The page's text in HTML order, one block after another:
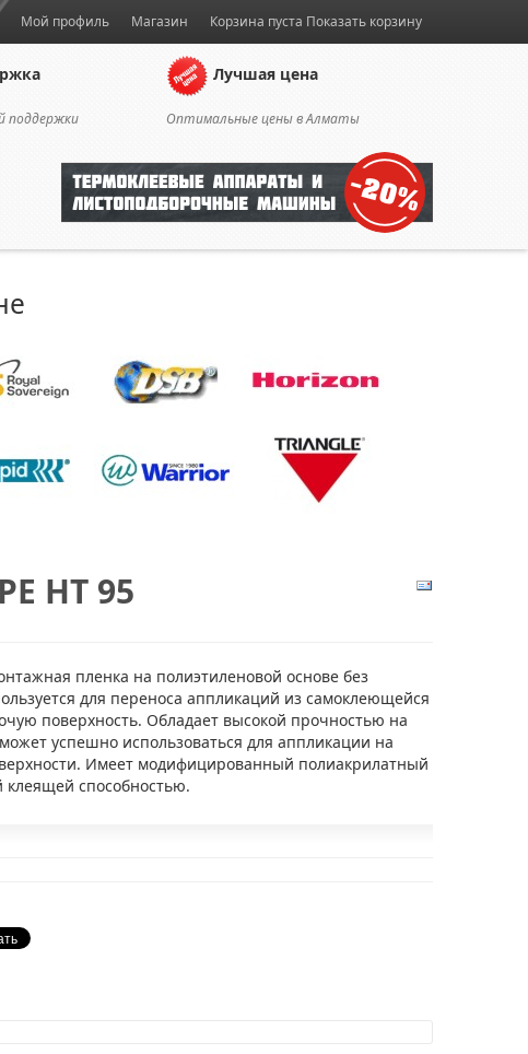
Корзина пуста Показать корзину
Мой профиль Магазин
поддержки
Лучшая цена
Оптимальные цены в Алматы
HT 95
пленка на полиэтиленовой основе без
для переноса аппликаций из самоклеющейся
поверхность. Обладает высокой прочностью на
успешно использоваться для аппликации на
Имеет модифицированный полиакрилатный
клеящей способностью.